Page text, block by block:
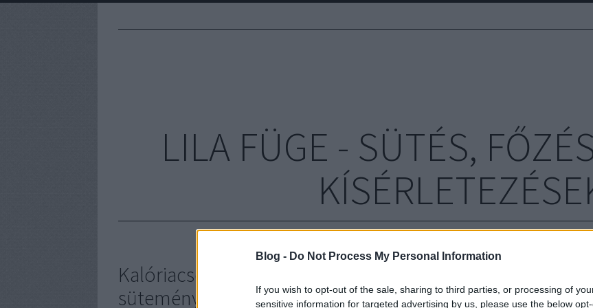
Blog - Do Not Process My Personal Information
If you wish to opt-out of the sale, sharing to third parties, or processing of
sensitive information for targeted advertising by us, please use the below
LILA FÜGE - SÜTÉS,
Kalóriacsökkentő ízbombák: Zöldségek a
süteményben